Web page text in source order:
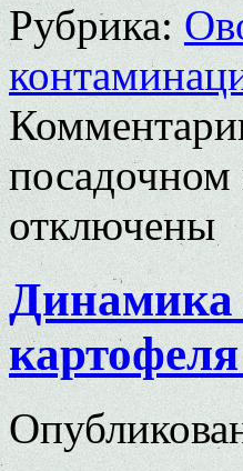
Рубрика:
посадочном
отключены
Динамика